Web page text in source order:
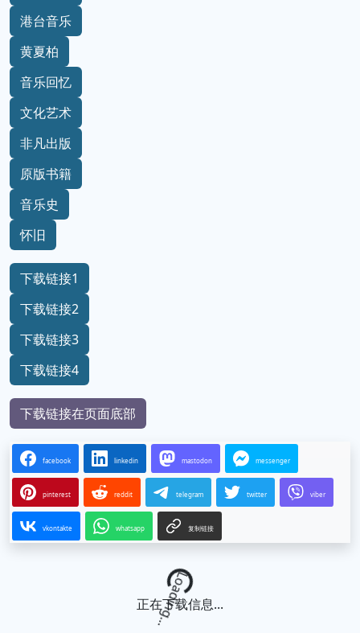
港台音乐
黄夏柏
音乐回忆
文化艺术
非凡出版
原版书籍
音乐史
怀旧
下载链接1
下载链接2
下载链接3
下载链接4
下载链接在页面底部
facebook linkedin mastodon messenger
pinterest reddit telegram twitter viber
vkontakte whatsapp 复制链接
Loading...
正在下载信息...